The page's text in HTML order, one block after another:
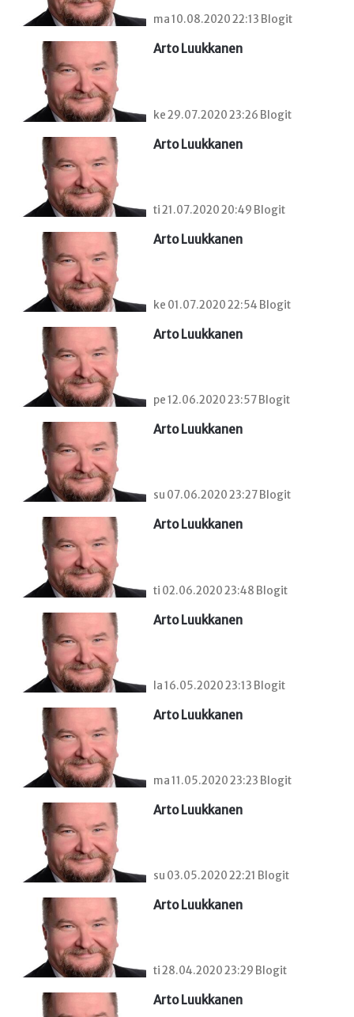
ma 10.08.2020 22:13 Blogit
Arto Luukkanen
ke 29.07.2020 23:26 Blogit
Arto Luukkanen
ti 21.07.2020 20:49 Blogit
Arto Luukkanen
ke 01.07.2020 22:54 Blogit
Arto Luukkanen
pe 12.06.2020 23:57 Blogit
Arto Luukkanen
su 07.06.2020 23:27 Blogit
Arto Luukkanen
ti 02.06.2020 23:48 Blogit
Arto Luukkanen
la 16.05.2020 23:13 Blogit
Arto Luukkanen
ma 11.05.2020 23:23 Blogit
Arto Luukkanen
su 03.05.2020 22:21 Blogit
Arto Luukkanen
ti 28.04.2020 23:29 Blogit
Arto Luukkanen